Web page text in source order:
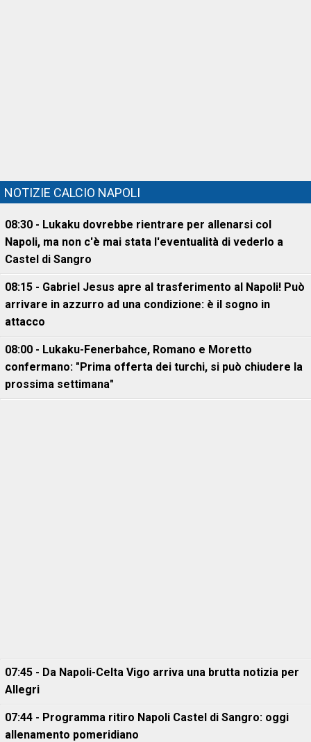
NOTIZIE CALCIO NAPOLI
08:30 - Lukaku dovrebbe rientrare per allenarsi col
Napoli, ma non c'è mai stata l'eventualità di vederlo a
Castel di Sangro
08:15 - Gabriel Jesus apre al trasferimento al Napoli! Può
arrivare in azzurro ad una condizione: è il sogno in
attacco
08:00 - Lukaku-Fenerbahce, Romano e Moretto
confermano: "Prima offerta dei turchi, si può chiudere la
prossima settimana"
07:45 - Da Napoli-Celta Vigo arriva una brutta notizia per
Allegri
07:44 - Programma ritiro Napoli Castel di Sangro: oggi
allenamento pomeridiano